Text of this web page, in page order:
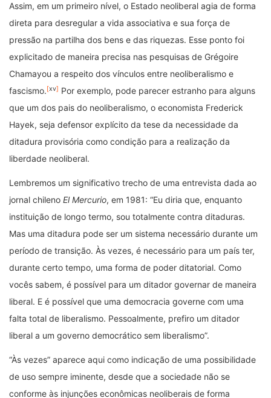
Assim, em um primeiro nível, o Estado neoliberal agia de forma
direta para desregular a vida associativa e sua força de
pressão na partilha dos bens e das riquezas. Esse ponto foi
explicitado de maneira precisa nas pesquisas de Grégoire
Chamayou a respeito dos vínculos entre neoliberalismo e
fascismo. [xv] Por exemplo, pode parecer estranho para alguns
que um dos pais do neoliberalismo, o economista Frederick
Hayek, seja defensor explícito da tese da necessidade da
ditadura provisória como condição para a realização da
liberdade neoliberal.
Lembremos um significativo trecho de uma entrevista dada ao
jornal chileno El Mercurio, em 1981: “Eu diria que, enquanto
instituição de longo termo, sou totalmente contra ditaduras.
Mas uma ditadura pode ser um sistema necessário durante um
período de transição. Às vezes, é necessário para um país ter,
durante certo tempo, uma forma de poder ditatorial. Como
vocês sabem, é possível para um ditador governar de maneira
liberal. E é possível que uma democracia governe com uma
falta total de liberalismo. Pessoalmente, prefiro um ditador
liberal a um governo democrático sem liberalismo”.
“Às vezes” aparece aqui como indicação de uma possibilidade
de uso sempre iminente, desde que a sociedade não se
conforme às injunções econômicas neoliberais de forma